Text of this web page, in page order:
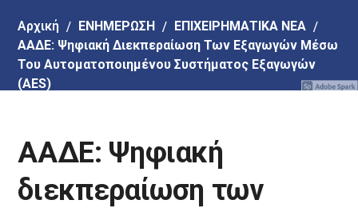
Αρχική EΝΗΜΕΡΩΣΗ
ΕΠΙΧΕΙΡΗΜΑΤΙΚΑ ΝΕΑ
ΑΑΔΕ: Ψηφιακή Διεκπεραίωση Των Εξαγωγών Μέσω
Του Αυτοματοποιημένου Συστήματος Εξαγωγών
(AES)
ΑΑΔΕ: Ψηφιακή
διεκπεραίωση των